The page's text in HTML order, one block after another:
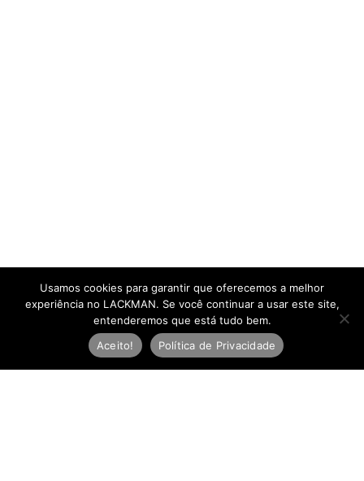
Usamos cookies para garantir que oferecemos a melhor
experiência no LACKMAN. Se você continuar a usar este site,
entenderemos que está tudo bem.
Aceito!
Política de Privacidade